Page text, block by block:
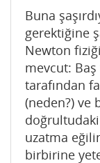
Buna
gerektiğine
Newton fiziği
mevcut: Baş
tarafından
(neden?) ve
doğrultudaki
uzatma
birbirine